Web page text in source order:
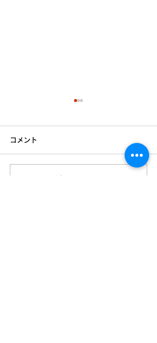
コメント